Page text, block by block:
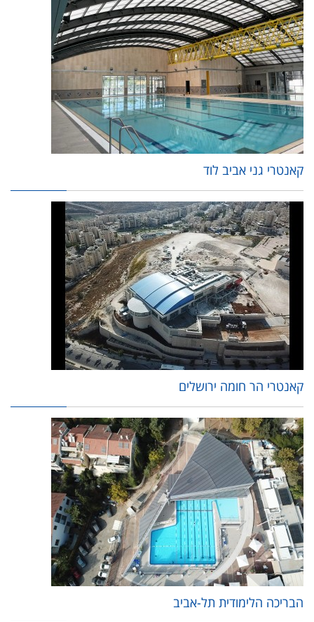
קאנטרי גני אביב לוד
קאנטרי הר חומה ירושלים
הבריכה הלימודית תל-אביב